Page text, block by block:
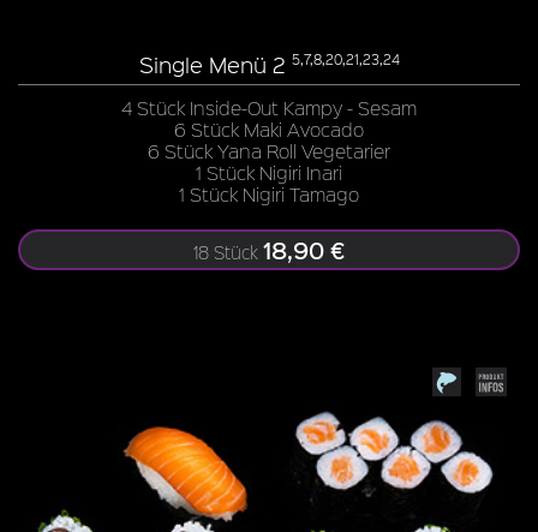
Single Menü 2 5,7,8,20,21,23,24
4 Stück Inside-Out Kampy - Sesam
6 Stück Maki Avocado
6 Stück Yana Roll Vegetarier
1 Stück Nigiri Inari
1 Stück Nigiri Tamago
18 Stück 18,90 €